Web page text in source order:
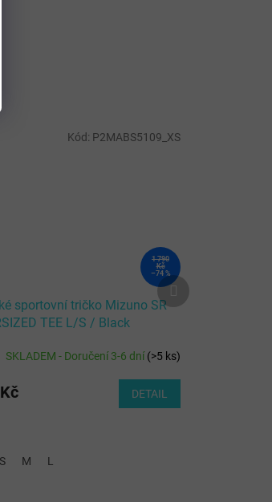
1 790
Kč
–74 %
sportovní tričko Mizuno SR
TEE L/S / Black
SKLADEM - Doručení 3-6 dní(>5 ks)
DETAIL
S M L
Kód: P2MABS5109_XS
Další